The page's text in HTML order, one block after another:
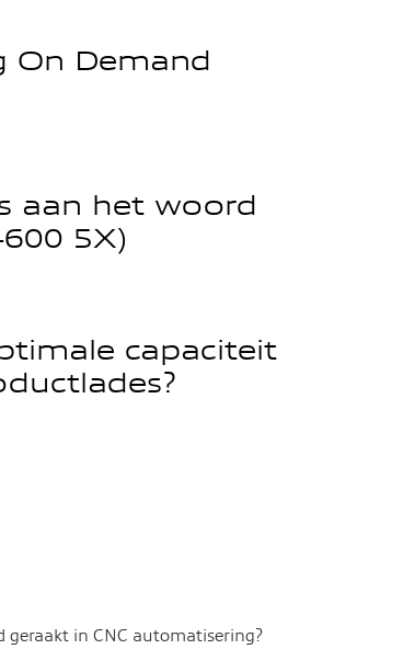
On Demand
aan het woord
5X)
capaciteit
geraakt in CNC automatisering?